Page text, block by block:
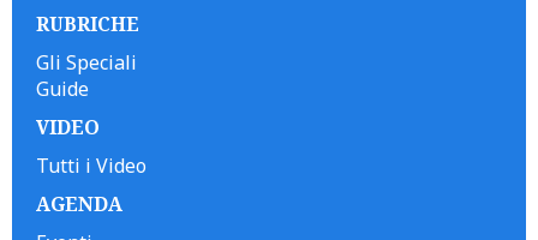
RUBRICHE
Gli Speciali
Guide
VIDEO
Tutti i Video
AGENDA